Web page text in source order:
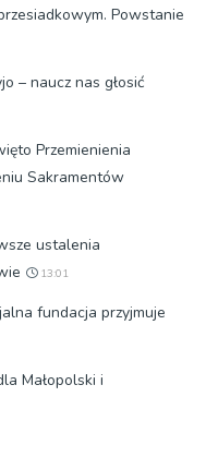
Powstanie
– naucz nas głosić
Przemienienia
Sakramentów
ustalenia
13:01
fundacja przyjmuje
Małopolski i